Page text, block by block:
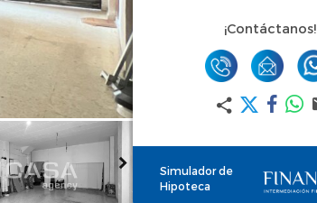
¡Contáctanos!
Simulador de
Hipoteca